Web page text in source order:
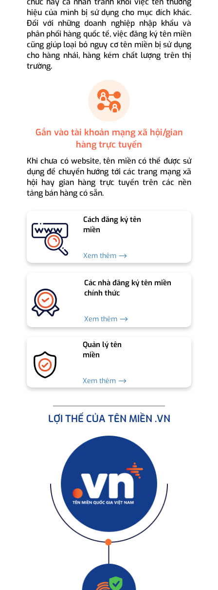
hiệu của mình bị sử dụng cho mục đích khác.
Đối với những doanh nghiệp nhập khẩu và
phân phối hàng quốc tế, việc đăng ký tên miền
cũng giúp loại bỏ nguy cơ tên miền bị sử dụng
cho hàng nhái, hàng kém chất lượng trên thị
trường.
Gắn vào tài khoản mạng xã hội/gian
hàng trực tuyến
Khi chưa có website, tên miền có thể được sử
dụng để chuyển hướng tới các trang mạng xã
hội hay gian hàng trực tuyến trên các nền
tảng bán hàng có sẵn.
Cách đăng ký tên
miền
Xem thêm ⟶
Các nhà đăng ký tên miền
chính thức
Xem thêm ⟶
Quản lý tên
miền
Xem thêm ⟶
LỢI THẾ CỦA TÊN MIỀN .VN